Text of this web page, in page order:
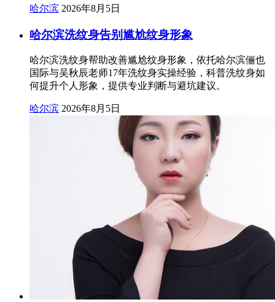
哈尔滨 2026年8月5日
哈尔滨洗纹身告别尴尬纹身形象
哈尔滨洗纹身帮助改善尴尬纹身形象，依托哈尔滨俪也
国际与吴秋辰老师17年洗纹身实操经验，科普洗纹身如
何提升个人形象，提供专业判断与避坑建议。
哈尔滨 2026年8月5日